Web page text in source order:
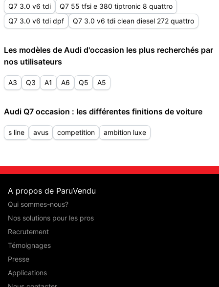
Q7 3.0 v6 tdi
Q7 55 tfsi e 380 tiptronic 8 quattro
Q7 3.0 v6 tdi dpf
Q7 3.0 v6 tdi clean diesel 272 quattro
Les modèles de Audi d'occasion les plus recherchés par
nos utilisateurs
A3 Q3 A1 A6 Q5 A5
Audi Q7 occasion : les différentes finitions de voiture
s line avus competition ambition luxe
A propos de ParuVendu
Qui sommes-nous?
Nos solutions pour les pros
Recrutement
Témoignages
Presse
Applications